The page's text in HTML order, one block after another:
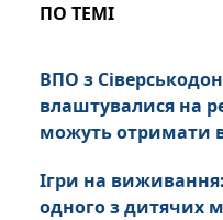
ПО ТЕМІ
ВПО з
влаштувалися на
можуть отримати
Ігри на
одного з дитячих